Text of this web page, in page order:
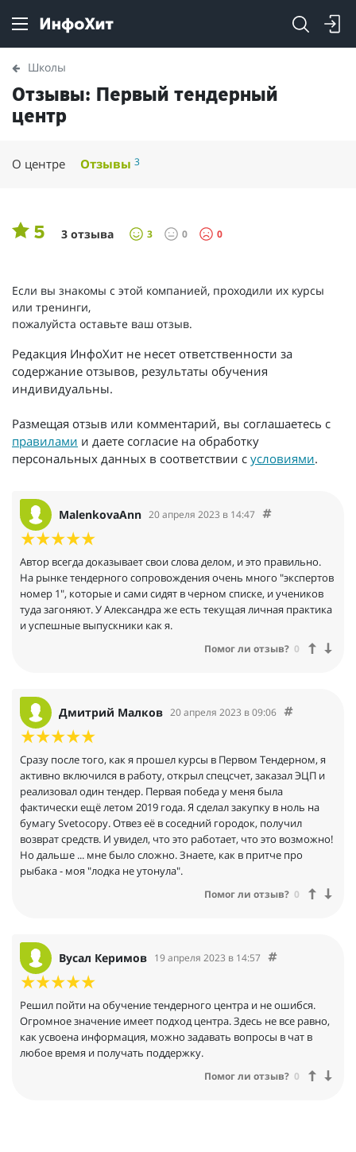
Школы
Отзывы: Первый тендерный
центр
О центре Отзывы3
5 3 отзыва 3 0 0
Если вы знакомы с этой компанией, проходили их курсы
или тренинги,
пожалуйста оставьте ваш отзыв.
Редакция ИнфоХит не несет ответственности за
содержание отзывов, результаты обучения
индивидуальны.
Размещая отзыв или комментарий, вы соглашаетесь с
правилами и даете согласие на обработку
персональных данных в соответствии с условиями.
MalenkovaAnn 20 апреля 2023 в 14:47
Автор всегда доказывает свои слова делом, и это правильно.
На рынке тендерного сопровождения очень много "экспертов
номер 1", которые и сами сидят в черном списке, и учеников
туда загоняют. У Александра же есть текущая личная практика
и успешные выпускники как я.
Помог ли отзыв? 0
Дмитрий Малков 20 апреля 2023 в 09:06
Сразу после того, как я прошел курсы в Первом Тендерном, я
активно включился в работу, открыл спецсчет, заказал ЭЦП и
реализовал один тендер. Первая победа у меня была
фактически ещё летом 2019 года. Я сделал закупку в ноль на
бумагу Svetocopy. Отвез её в соседний городок, получил
возврат средств. И увидел, что это работает, что это возможно!
Но дальше ... мне было сложно. Знаете, как в притче про
рыбака - моя "лодка не утонула".
Помог ли отзыв? 0
Вусал Керимов 19 апреля 2023 в 14:57
Решил пойти на обучение тендерного центра и не ошибся.
Огромное значение имеет подход центра. Здесь не все равно,
как усвоена информация, можно задавать вопросы в чат в
любое время и получать поддержку.
Помог ли отзыв? 0